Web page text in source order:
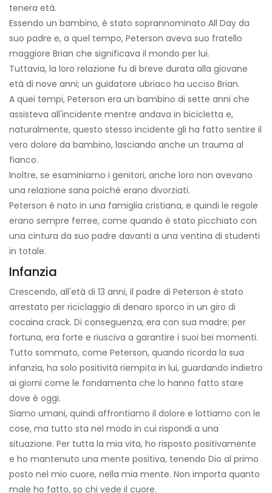
tenera età.
Essendo un bambino, è stato soprannominato All Day da
suo padre e, a quel tempo, Peterson aveva suo fratello
maggiore Brian che significava il mondo per lui.
Tuttavia, la loro relazione fu di breve durata alla giovane
età di nove anni; un guidatore ubriaco ha ucciso Brian.
A quei tempi, Peterson era un bambino di sette anni che
assisteva all'incidente mentre andava in bicicletta e,
naturalmente, questo stesso incidente gli ha fatto sentire il
vero dolore da bambino, lasciando anche un trauma al
fianco.
Inoltre, se esaminiamo i genitori, anche loro non avevano
una relazione sana poiché erano divorziati.
Peterson è nato in una famiglia cristiana, e quindi le regole
erano sempre ferree, come quando è stato picchiato con
una cintura da suo padre davanti a una ventina di studenti
in totale.
Infanzia
Crescendo, all'età di 13 anni, il padre di Peterson è stato
arrestato per riciclaggio di denaro sporco in un giro di
cocaina crack. Di conseguenza, era con sua madre; per
fortuna, era forte e riusciva a garantire i suoi bei momenti.
Tutto sommato, come Peterson, quando ricorda la sua
infanzia, ha solo positività riempita in lui, guardando indietro
ai giorni come le fondamenta che lo hanno fatto stare
dove è oggi.
Siamo umani, quindi affrontiamo il dolore e lottiamo con le
cose, ma tutto sta nel modo in cui rispondi a una
situazione. Per tutta la mia vita, ho risposto positivamente
e ho mantenuto una mente positiva, tenendo Dio al primo
posto nel mio cuore, nella mia mente. Non importa quanto
male ho fatto, so chi vede il cuore.